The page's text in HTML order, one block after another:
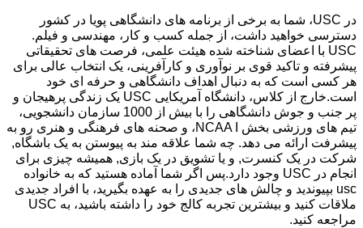
در USC، شما به برخی از برنامه های دانشگاهی پویا در کشور
دسترسی خواهید داشت، از جمله کسب و کار، مهندسی و فیلم.
USC با اعضای شناخته شده هیئت علمی، فرصت های تحقیقاتی
پیشرفته و تاکید قوی بر نوآوری و کارآفرینی، یک انتخاب عالی برای
هر کسی است که به دنبال اهداف دانشگاهی و حرفه ای خود
است.
خارج از کلاس، دانشگاه آمریکایی USC یک زندگی پرهیجان و
پر جنب و جوش دانشگاهی را با بیش از 1000 سازمان دانشجویی،
تیم های ورزشی بخش NCAA I، و صحنه های فرهنگی و هنری رو به
پیشرفت ارائه می دهد. چه شما علاقه مند به پیوستن به یک باشگاه,
شرکت در یک کنسرت, و یا تشویق در یک بازی, همیشه چیزی برای
انجام در USC وجود دارد.پس اگر شما آماده هستید که به خانواده
usc بپیوندید و چالش های جدیدی را به عهده بگیرید، با افراد جدیدی
ملاقات کنید و بیشترین تجربه کالج خود را داشته باشید، به USC
مراجعه کنید.